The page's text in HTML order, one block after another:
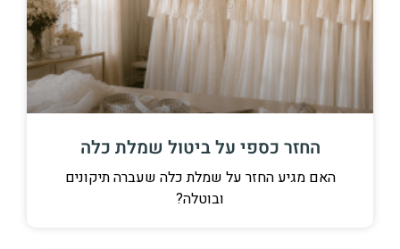
החזר כספי על ביטול שמלת כלה
האם מגיע החזר על שמלת כלה שעברה תיקונים
ובוטלה?